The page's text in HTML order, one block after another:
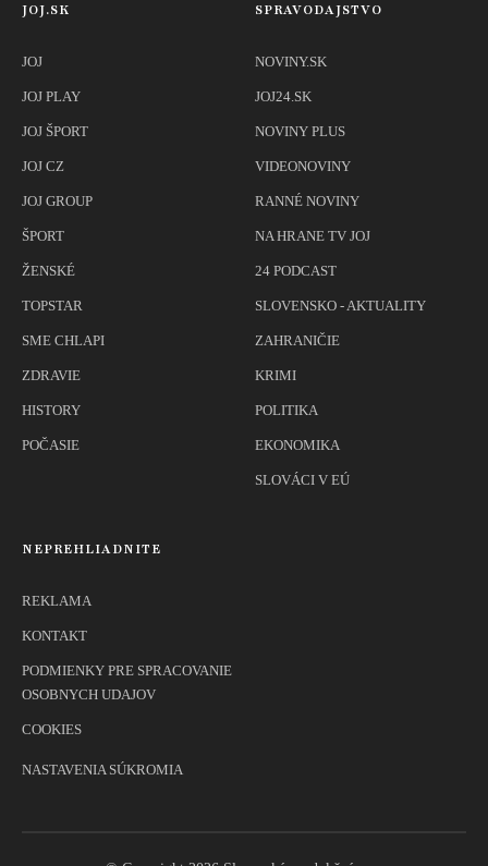
JOJ.SK
JOJ
JOJ PLAY
JOJ ŠPORT
JOJ CZ
JOJ GROUP
ŠPORT
ŽENSKÉ
TOPSTAR
SME CHLAPI
ZDRAVIE
HISTORY
POČASIE
SPRAVODAJSTVO
NOVINY.SK
JOJ24.SK
NOVINY PLUS
VIDEONOVINY
RANNÉ NOVINY
NA HRANE TV JOJ
24 PODCAST
SLOVENSKO - AKTUALITY
ZAHRANIČIE
KRIMI
POLITIKA
EKONOMIKA
SLOVÁCI V EÚ
NEPREHLIADNITE
REKLAMA
KONTAKT
PODMIENKY PRE SPRACOVANIE
OSOBNYCH UDAJOV
COOKIES
NASTAVENIA SÚKROMIA